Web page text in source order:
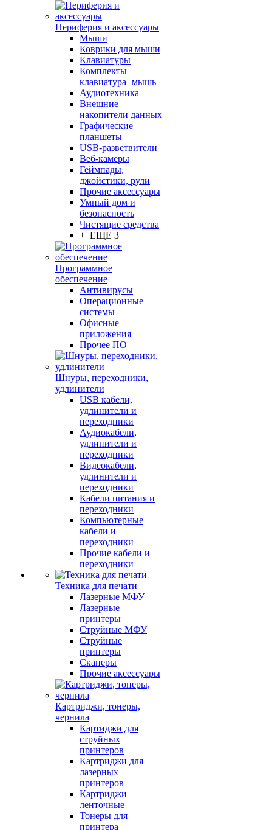
Периферия и аксессуары
Мыши
Коврики для мыши
Клавиатуры
Комплекты
клавиатура+мышь
Аудиотехника
Внешние
накопители данных
Графические
планшеты
USB-разветвители
Веб-камеры
Геймпады,
джойстики, рули
Прочие аксессуары
Умный дом и
безопасность
Чистящие средства
+ ЕЩЕ 3
Программное
обеспечение
Антивирусы
Операционные
системы
Офисные
приложения
Прочее ПО
Шнуры, переходники,
удлинители
USB кабели,
удлинители и
переходники
Аудиокабели,
удлинители и
переходники
Видеокабели,
удлинители и
переходники
Кабели питания и
переходники
Компьютерные
кабели и
переходники
Прочие кабели и
переходники
Техника для печати
Лазерные МФУ
Лазерные
принтеры
Струйные МФУ
Струйные
принтеры
Сканеры
Прочие аксессуары
Картриджи, тонеры,
чернила
Картиджи для
струйных
принтеров
Картриджи для
лазерных
принтеров
Картриджи
ленточные
Тонеры для
принтера